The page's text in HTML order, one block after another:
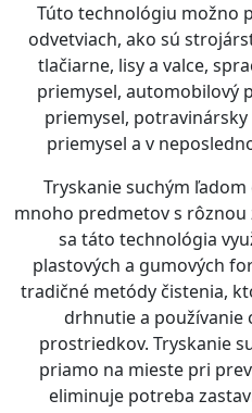
Túto technológiu možno
odvetviach, ako sú
tlačiarne, lisy a valce,
priemysel, automobilový
priemysel,
priemysel a v
Tryskanie suchým
mnoho predmetov s
sa táto technológia
plastových a gumových
tradičné metódy čistenia,
drhnutie a používanie
prostriedkov. Tryskanie
priamo na mieste pri
eliminuje potreba